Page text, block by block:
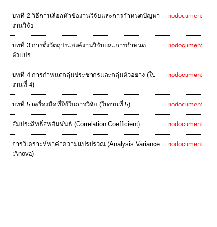
บทที่ 2 วิธีการเลือกหัวข้องานวิจัยและการกำหนดปัญหา
งานวิจัย
nodocument
บทที่ 3 การตั้งวัตถุประสงค์งานวิจับและการกำหนด
ตัวแปร
nodocument
บทที่ 4 การกำหนดกลุ่มประชากรและกลุ่มตัวอย่าง (ใบ
งานที่ 4)
nodocument
บทที่ 5 เครื่องมือที่ใช้ในการวิจัย (ใบงานที่ 5) nodocument
สัมประสิทธิ์สหสัมพันธ์ (Correlation Coefficient) nodocument
การวิเคราะห์หาค่าความแปรปรวณ (Analysis Variance
:Anova)
nodocument